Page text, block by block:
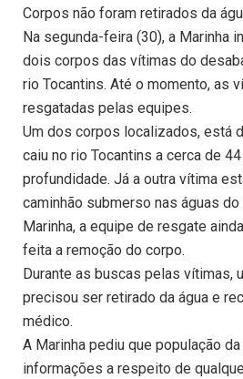
Corpos não foram retirados da
Na segunda-feira (30), a Marinha
dois corpos das vítimas do
rio Tocantins. Até o momento, as
resgatadas pelas equipes.
Um dos corpos localizados, está
caiu no rio Tocantins a cerca de
profundidade. Já a outra vítima
caminhão submerso nas águas
Marinha, a equipe de resgate
feita a remoção do corpo.
Durante as buscas pelas vítimas,
precisou ser retirado da água e
médico.
A Marinha pediu que população
informações a respeito de